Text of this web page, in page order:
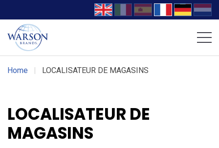
Chaussures DC WORK Crew
Home | LOCALISATEUR DE MAGASINS
LOCALISATEUR DE
MAGASINS